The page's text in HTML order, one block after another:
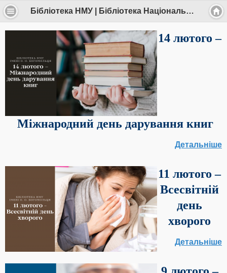
Бібліотека НМУ | Бібліотека Національного медичного університету імені О.О.Богомольця
14 лютого –
Міжнародний день дарування книг
Детальніше
11 лютого –
Всесвітній
день
хворого
Детальніше